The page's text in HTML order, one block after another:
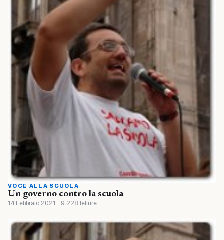
VOCE ALLA SCUOLA
Un governo contro la scuola
14 Febbraio 2021 · 9.228 letture